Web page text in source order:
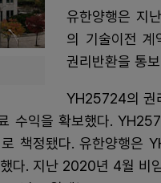
유한양행은 지
의 기술이전 계
권리반환을 통
YH25724의 권
수익을 확보했다.
책정됐다. 유한양행은
다. 지난 2020년 4월 비